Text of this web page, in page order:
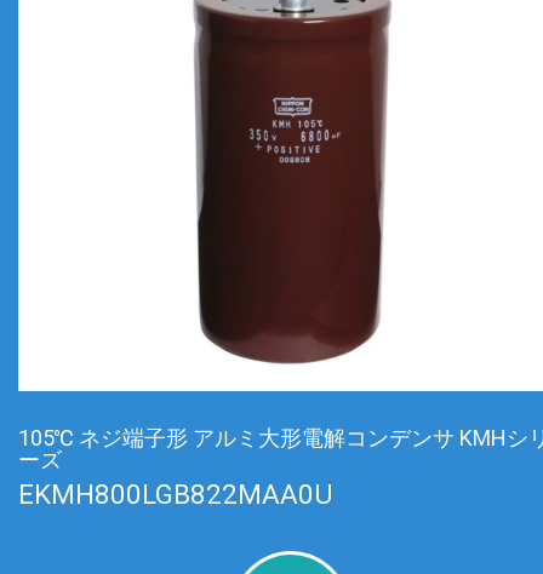
105℃ ネジ端子形 アルミ大形電解コンデンサ KMHシ
ーズ
EKMH800LGB822MAA0U